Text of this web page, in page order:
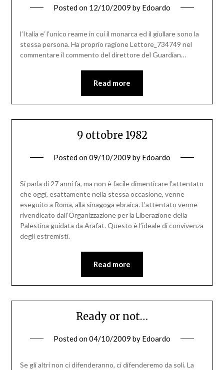
Posted on 12/10/2009 by Edoardo
l’Italia e’ l’unico reame in cui il monarca ed il giullare sono la
stessa persona. Ha proprio ragione Lettore_734749 nel
commentare il commento del direttore del Guardian…
Read more
9 ottobre 1982
Posted on09/10/2009 by Edoardo
Si parla di 27 anni fa, ma non è facile dimenticare l’attentato
che oggi, esattamente nella stessa occasione, venne
eseguito a Roma, alla sinagoga ebraica. L’attentato venne
rivendicato dall’Organizzazione per la Liberazione della
Palestina guidata da Arafat. Questo è l’ideale di convivenza
degli estremisti.
Read more
Ready or not…
Posted on04/10/2009 by Edoardo
Se gli altri non ci difenderanno, ci difenderemo da soli. La